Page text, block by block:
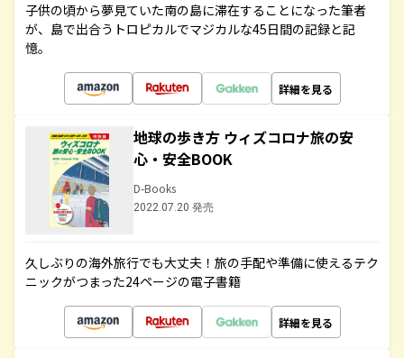
子供の頃から夢見ていた南の島に滞在することになった筆者
が、島で出合うトロピカルでマジカルな45日間の記録と記
憶。
詳細を見る
地球の歩き方 ウィズコロナ旅の安
心・安全BOOK
D-Books
2022.07.20 発売
久しぶりの海外旅行でも大丈夫！旅の手配や準備に使えるテク
ニックがつまった24ページの電子書籍
詳細を見る